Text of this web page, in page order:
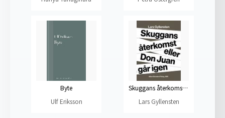
Byte
Ulf Eriksson
Skuggans återkomst eller Don Juan går igen
Lars Gyllensten